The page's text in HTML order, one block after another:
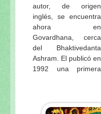
autor, de origen
inglés, se encuentra
ahora en
Govardhana, cerca
del Bhaktivedanta
Ashram. El publicó en
1992 una primera